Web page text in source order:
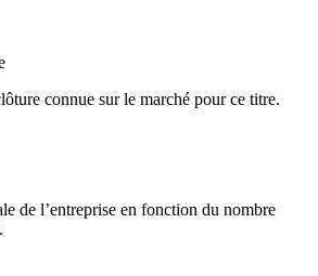
connue sur le marché pour ce titre.
de l’entreprise en fonction du nombre